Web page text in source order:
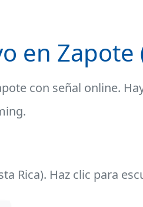
en Zapote
con señal online.
Rica). Haz clic para